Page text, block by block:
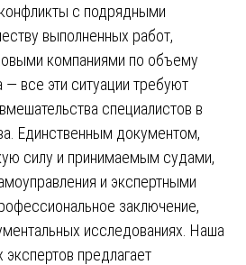
с подрядными
выполненных работ,
компаниями по объему
все эти ситуации требуют
специалистов в
Единственным документом,
силу и принимаемым судами,
и экспертными
заключение,
исследованиях. Наша
предлагает